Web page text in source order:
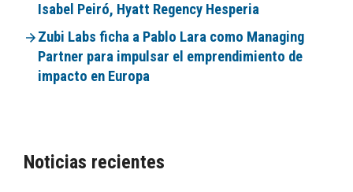
Isabel Peiró, Hyatt Regency Hesperia
Zubi Labs ficha a Pablo Lara como Managing
Partner para impulsar el emprendimiento de
impacto en Europa
Noticias recientes